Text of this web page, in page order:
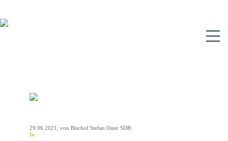
29.06.2021
, von Bischof Stefan Oster SDB
In